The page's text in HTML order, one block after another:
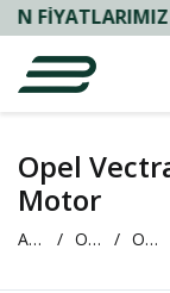
VE
Opel
Motor
Anasayfa Oto Çıkma ve Yedek Parça OPEL